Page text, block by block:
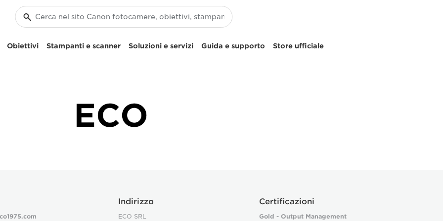
Obiettivi Stampanti e scanner Soluzioni e servizi Guida e supporto Store ufficiale
ECO
Indirizzo
ECO SRL
Certificazioni
Gold - Output Management